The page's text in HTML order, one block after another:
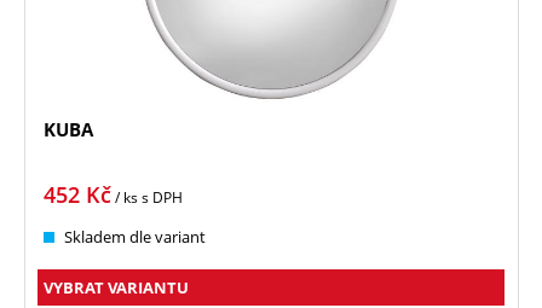
KUBA
452 Kč/ kss DPH
Skladem dle variant
VYBRAT VARIANTU